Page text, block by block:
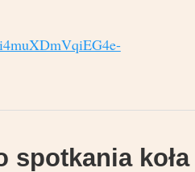
spotkania koła